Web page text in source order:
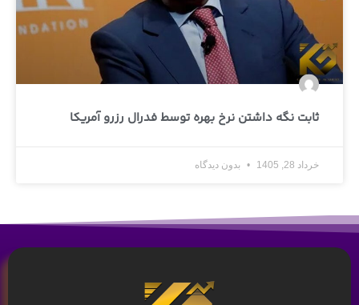
ثابت نگه داشتن نرخ بهره توسط فدرال رزرو آمریکا
خرداد 28, 1405 بدون دیدگاه